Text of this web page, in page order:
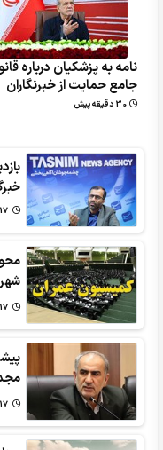
نامه به پزشکیان درباره
جامع حمایت از خبرنگاران
30 دقیقه پیش